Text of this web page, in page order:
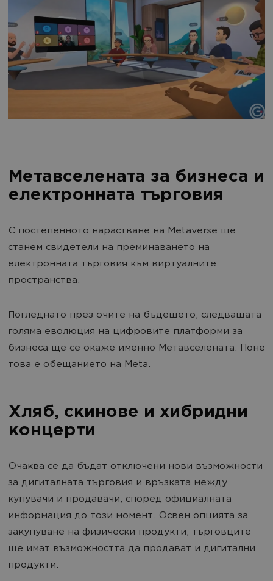
Метавселената за бизнеса и
електронната търговия
С постепенното нарастване на Metaverse ще
станем свидетели на преминаването на
електронната търговия към виртуалните
пространства.
Погледнато през очите на бъдещето, следващата
голяма еволюция на цифровите платформи за
бизнеса ще се окаже именно Метавселената. Поне
това е обещанието на Meta.
Хляб, скинове и хибридни
концерти
Очаква се да бъдат отключени нови възможности
за дигиталната търговия и връзката между
купувачи и продавачи, според официалната
информация до този момент. Освен опцията за
закупуване на физически продукти, търговците
ще имат възможността да продават и дигитални
продукти.